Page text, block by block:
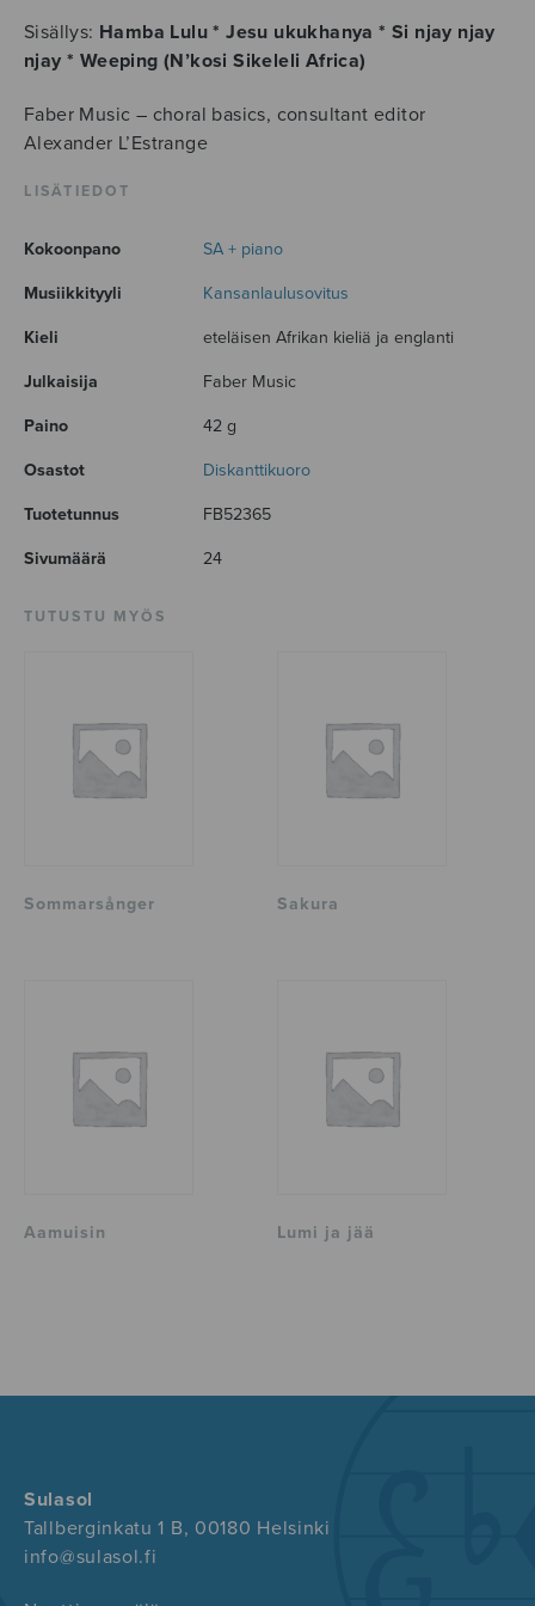
Africa,
SA
piano
määrä
Sisällys: Hamba Lulu * Jesu ukukhanya * Si njay njay
njay * Weeping (N’kosi Sikeleli Africa)
Faber Music – choral basics, consultant editor
Alexander L’Estrange
LISÄTIEDOT
Kokoonpano SA + piano
Musiikkityyli Kansanlaulusovitus
Kieli eteläisen Afrikan kieliä ja englanti
Julkaisija Faber Music
Paino 42 g
Osastot Diskanttikuoro
Tuotetunnus FB52365
Sivumäärä 24
TUTUSTU MYÖS
Sommarsånger Sakura
Aamuisin Lumi ja jää
Sulasol
Tallberginkatu 1 B, 00180 Helsinki
info@sulasol.fi